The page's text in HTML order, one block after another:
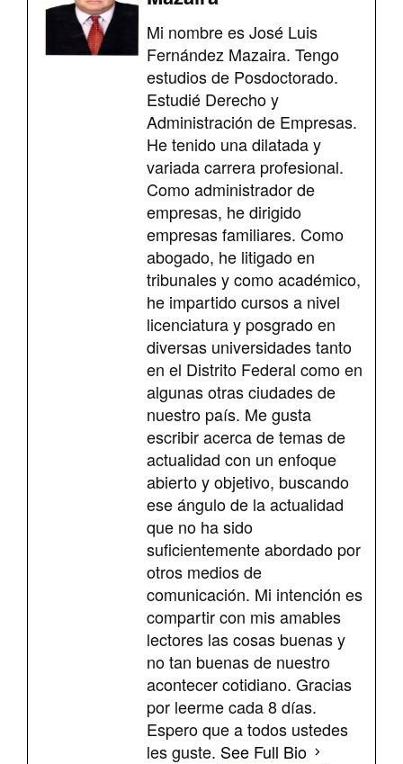
Mi nombre es José Luis
Fernández Mazaira. Tengo
estudios de Posdoctorado.
Estudié Derecho y
Administración de Empresas.
He tenido una dilatada y
variada carrera profesional.
Como administrador de
empresas, he dirigido
empresas familiares. Como
abogado, he litigado en
tribunales y como académico,
he impartido cursos a nivel
licenciatura y posgrado en
diversas universidades tanto
en el Distrito Federal como en
algunas otras ciudades de
nuestro país. Me gusta
escribir acerca de temas de
actualidad con un enfoque
abierto y objetivo, buscando
ese ángulo de la actualidad
que no ha sido
suficientemente abordado por
otros medios de
comunicación. Mi intención es
compartir con mis amables
lectores las cosas buenas y
no tan buenas de nuestro
acontecer cotidiano. Gracias
por leerme cada 8 días.
Espero que a todos ustedes
les guste. See Full Bio